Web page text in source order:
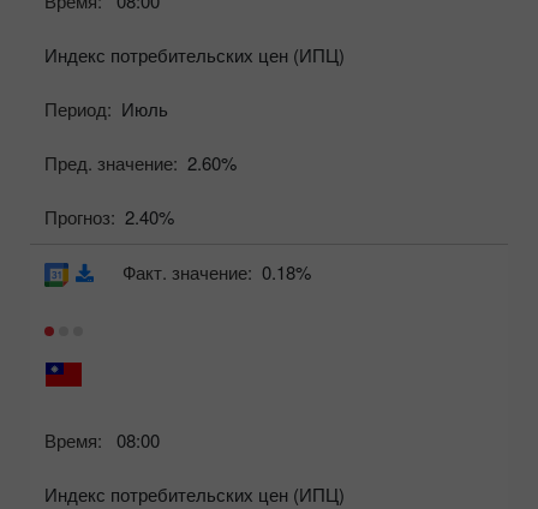
Индекс потребительских цен (ИПЦ)
Период: Июль
Пред. значение: 2.60%
Прогноз: 2.40%
Время: 08:00
Индекс потребительских цен (ИПЦ)
Факт. значение: 0.18%